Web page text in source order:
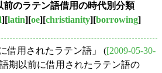
前のラテン語借用の時代別分類
][latin][oe][christianity][borrowing]
借用されたラテン語」 ([2009-05-30-
期以前に借用されたラテン語の